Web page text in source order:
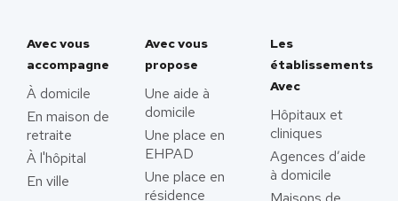
Avec vous
accompagne
À domicile
En maison de
retraite
À l'hôpital
En ville
Avec vous
propose
Une aide à
domicile
Une place en
EHPAD
Une place en
résidence
Les
établissements
Avec
Hôpitaux et
cliniques
Agences d’aide
à domicile